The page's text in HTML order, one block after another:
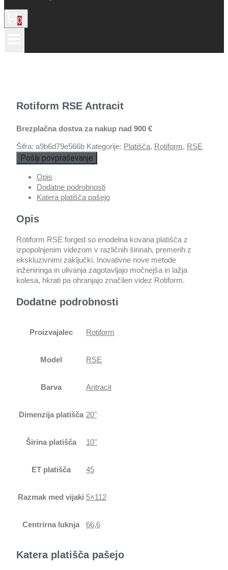
0
Rotiform RSE Antracit
Brezplačna dostva za nakup nad 900 €
Šifra: a9b6d79e566b Kategorije: Platišča, Rotiform, RSE
Pošlji povpraševanje
Opis
Dodatne podrobnosti
Katera platišča pašejo
Opis
Rotiform RSE forged so enodelna kovana platišča z
izpopolnjenim videzom v različnih širinah, premerih z
ekskluzivnimi zaključki. Inovativne nove metode
inženiringa in ulivanja zagotavljajo močnejša in lažja
kolesa, hkrati pa ohranjajo značilen videz Rotiform.
Dodatne podrobnosti
Proizvajalec Rotiform
Model RSE
Barva Antracit
Dimenzija platišča 20"
Širina platišča 10''
ET platišča 45
Razmak med vijaki 5×112
Centrirna luknja 66,6
Katera platišča pašejo